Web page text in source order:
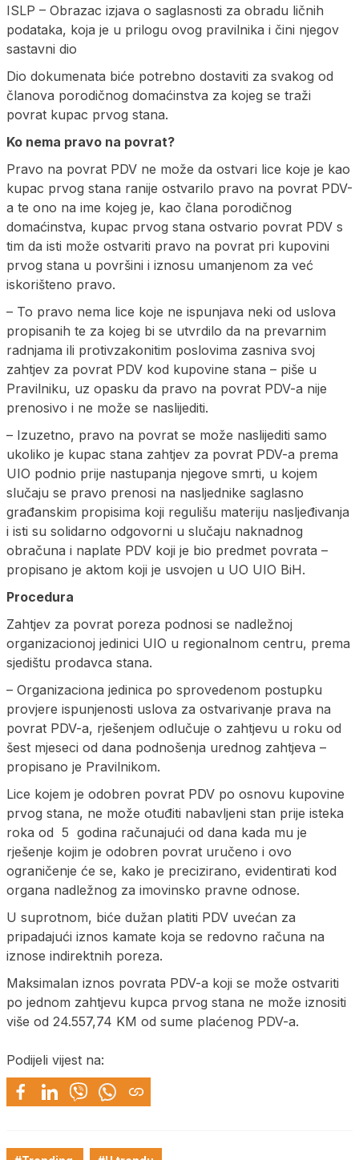
ISLP – Obrazac izjava o saglasnosti za obradu ličnih
podataka, koja je u prilogu ovog pravilnika i čini njegov
sastavni dio
Dio dokumenata biće potrebno dostaviti za svakog od
članova porodičnog domaćinstva za kojeg se traži
povrat kupac prvog stana.
Ko nema pravo na povrat?
Pravo na povrat PDV ne može da ostvari lice koje je kao
kupac prvog stana ranije ostvarilo pravo na povrat PDV-
a te ono na ime kojeg je, kao člana porodičnog
domaćinstva, kupac prvog stana ostvario povrat PDV s
tim da isti može ostvariti pravo na povrat pri kupovini
prvog stana u površini i iznosu umanjenom za već
iskorišteno pravo.
– To pravo nema lice koje ne ispunjava neki od uslova
propisanih te za kojeg bi se utvrdilo da na prevarnim
radnjama ili protivzakonitim poslovima zasniva svoj
zahtjev za povrat PDV kod kupovine stana – piše u
Pravilniku, uz opasku da pravo na povrat PDV-a nije
prenosivo i ne može se naslijediti.
– Izuzetno, pravo na povrat se može naslijediti samo
ukoliko je kupac stana zahtjev za povrat PDV-a prema
UIO podnio prije nastupanja njegove smrti, u kojem
slučaju se pravo prenosi na nasljednike saglasno
građanskim propisima koji regulišu materiju nasljeđivanja
i isti su solidarno odgovorni u slučaju naknadnog
obračuna i naplate PDV koji je bio predmet povrata –
propisano je aktom koji je usvojen u UO UIO BiH.
Procedura
Zahtjev za povrat poreza podnosi se nadležnoj
organizacionoj jedinici UIO u regionalnom centru, prema
sjedištu prodavca stana.
– Organizaciona jedinica po sprovedenom postupku
provjere ispunjenosti uslova za ostvarivanje prava na
povrat PDV-a, rješenjem odlučuje o zahtjevu u roku od
šest mjeseci od dana podnošenja urednog zahtjeva –
propisano je Pravilnikom.
Lice kojem je odobren povrat PDV po osnovu kupovine
prvog stana, ne može otuđiti nabavljeni stan prije isteka
roka od 5 godina računajući od dana kada mu je
rješenje kojim je odobren povrat uručeno i ovo
ograničenje će se, kako je precizirano, evidentirati kod
organa nadležnog za imovinsko pravne odnose.
U suprotnom, biće dužan platiti PDV uvećan za
pripadajući iznos kamate koja se redovno računa na
iznose indirektnih poreza.
Maksimalan iznos povrata PDV-a koji se može ostvariti
po jednom zahtjevu kupca prvog stana ne može iznositi
više od 24.557,74 KM od sume plaćenog PDV-a.
Podijeli vijest na: